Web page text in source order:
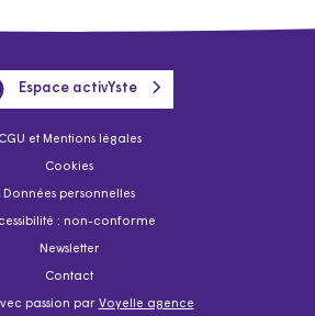
CGU et Mentions légales
Cookies
Données personnelles
: non-conforme
Newsletter
Contact
passion par Voyelle agence
Espace activYste